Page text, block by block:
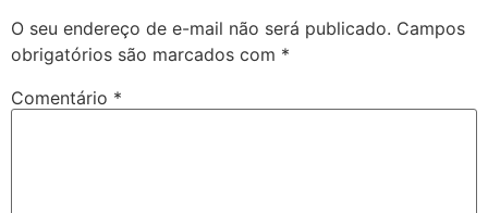
O seu endereço de e-mail não será publicado. Campos
obrigatórios são marcados com *
Comentário *